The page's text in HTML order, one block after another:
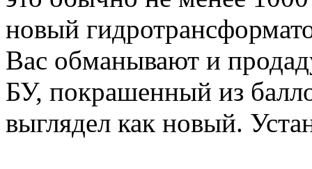
новый
Вас обманывают и
БУ, покрашенный из
выглядел как новый.